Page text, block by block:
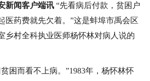
新闻客户端讯“先看病后付款，贫困户
医药费就先欠着。”这是蚌埠市禹会区
乡村全科执业医师杨怀林对病人说的
而看不上病。”1983年，杨怀林怀